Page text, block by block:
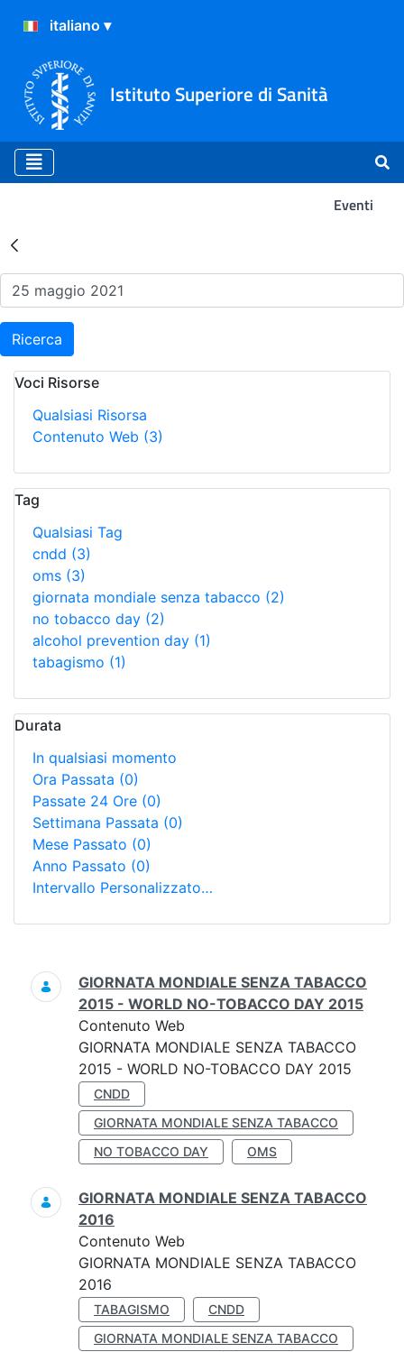
Istituto Superiore di Sanità
Eventi
Risultati della Ricerca -
Ricerca
Voci Risorse
Qualsiasi Risorsa
Contenuto Web (3)
Tag
Qualsiasi Tag
cndd (3)
oms (3)
giornata mondiale senza tabacco (2)
no tobacco day (2)
alcohol prevention day (1)
tabagismo (1)
Durata
In qualsiasi momento
Ora Passata (0)
Passate 24 Ore (0)
Settimana Passata (0)
Mese Passato (0)
Anno Passato (0)
Intervallo Personalizzato…
Ricerca
GIORNATA MONDIALE SENZA TABACCO
2015 - WORLD NO-TOBACCO DAY 2015
Contenuto Web
GIORNATA MONDIALE SENZA TABACCO
2015 - WORLD NO-TOBACCO DAY 2015
CNDD
GIORNATA MONDIALE SENZA TABACCO
NO TOBACCO DAY
OMS
GIORNATA MONDIALE SENZA TABACCO
2016
Contenuto Web
GIORNATA MONDIALE SENZA TABACCO
2016
TABAGISMO
CNDD
GIORNATA MONDIALE SENZA TABACCO